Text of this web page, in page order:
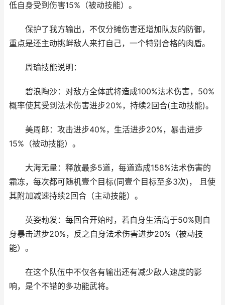
低自身受到伤害15%（被动技能）。
保护了我方输出，不仅分摊伤害还增加队友的防御，
重点是还主动挑衅敌人来打自己，一个特别合格的肉盾。
周瑜技能说明：
碧浪陶沙：对敌方全体武将造成100%法术伤害，50%
概率使其受到法术伤害进步20%，持续2回合(主动技能)。
美周郎：攻击进步40%，生活进步20%，暴击进步
15%（被动技能）。
大海无量：释放最多5道，每道造成158%法术伤害的
霜冻，每次都可随机壹个目标(同壹个目标至多3次)， 且使
其附加减速持续2回合（主动技能）。
英姿勃发：每回合开始时，若自身生活高于50%则自
身暴击进步20%，反之自身法术伤害进步20%（被动技
能）。
在这个队伍中不仅各有输出还有减少敌人速度的影
响，是个不错的多功能武将。